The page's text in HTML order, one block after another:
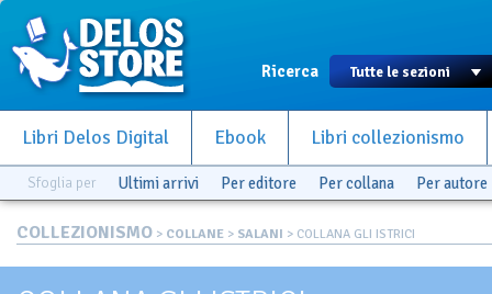
Ricerca
Libri Delos Digital Ebook Libri collezionismo
Sfoglia per Ultimi arrivi Per editore Per collana Per autore
COLLEZIONISMO > COLLANE > SALANI > COLLANA GLI ISTRICI